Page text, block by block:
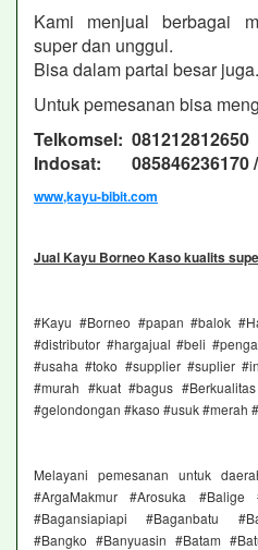
Kami menjual berbagai
super dan unggul.
Bisa dalam partai besar juga.
Untuk pemesanan bisa
Telkomsel: 081212812650
Indosat: 085846236170 /
www,kayu-bibit.com
Jual Kayu Borneo Kaso kualits
#Kayu #Borneo #papan #balok
#distributor #hargajual #beli
#usaha #toko #supplier #suplier
#murah #kuat #bagus
#gelondongan #kaso #usuk #merah
Melayani pemesanan untuk
#ArgaMakmur #Arosuka #Balige
#Bagansiapiapi #Baganbatu
#Bangko #Banyuasin #Batam